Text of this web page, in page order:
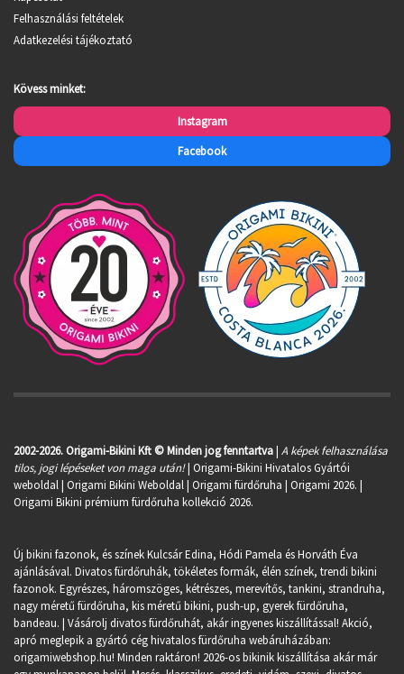
Felhasználási feltételek
Adatkezelési tájékoztató
Kövess minket:
Instagram
Facebook
2002-2026. Origami-Bikini Kft © Minden jog fenntartva| A képek felhasználása
tilos, jogi lépéseket von maga után!| Origami-Bikini Hivatalos Gyártói
weboldal | Origami Bikini Weboldal | Origami fürdőruha | Origami 2026. |
Origami Bikini prémium fürdőruha kollekció 2026.
Új bikini fazonok, és színek Kulcsár Edina, Hódi Pamela és Horváth Éva
ajánlásával. Divatos fürdőruhák, tökéletes formák, élén színek, trendi bikini
fazonok. Egyrészes, háromszöges, kétrészes, merevítős, tankini, strandruha,
nagy méretű fürdőruha, kis méretű bikini, push-up, gyerek fürdőruha,
bandeau. | Vásárolj divatos fürdőruhát, akár ingyenes kiszállítással! Akció,
apró meglepik a gyártó cég hivatalos fürdőruha webáruházában:
origamiwebshop.hu! Minden raktáron! 2026-os bikinik kiszállítása akár már